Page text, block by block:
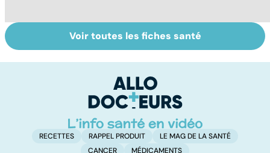
La main, un outil
utile mais fragile
Prévenir les
intoxications au
carbone
Voir toutes les fiches santé
RECETTES RAPPEL PRODUIT
LE MAG DE LA SANTÉ
CANCER
MÉDICAMENTS